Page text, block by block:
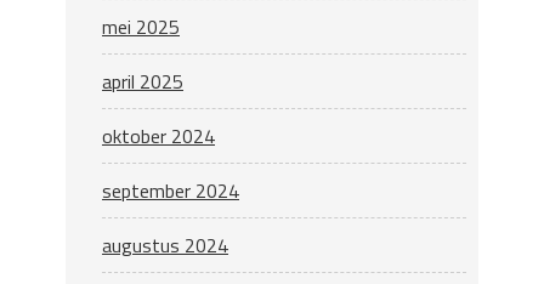
mei 2025
april 2025
oktober 2024
september 2024
augustus 2024